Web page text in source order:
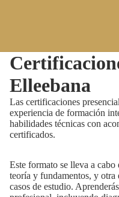
Elleebana
Las certificaciones
experiencia de formación
habilidades técnicas con
certificados.
Este formato se lleva a cabo
teoría y fundamentos, y otra
casos de estudio.